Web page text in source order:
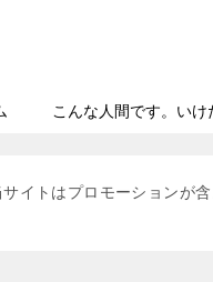
こんな人間です。い
イトはプロモーションが含